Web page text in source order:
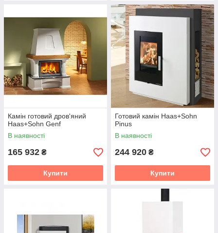
Камін готовий дров'яний
Haas+Sohn Genf
В наявності
165 932 ₴
Купити
Готовий камін Haas+Sohn
Pinus
В наявності
244 920 ₴
Купити